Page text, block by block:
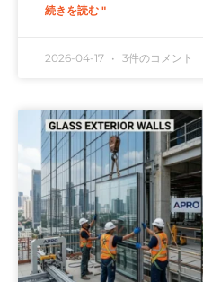
続きを読む "
2026-04-17 3件のコメント